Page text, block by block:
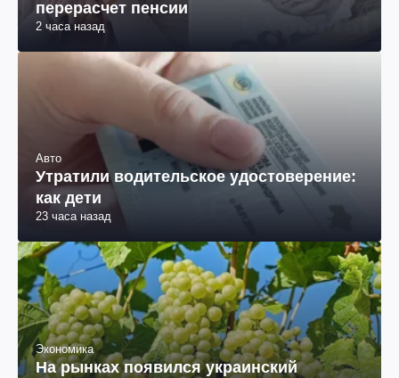
перерасчет пенсии
2 часа назад
Авто
Утратили водительское удостоверение:
как дети
23 часа назад
Экономика
На рынках появился украинский